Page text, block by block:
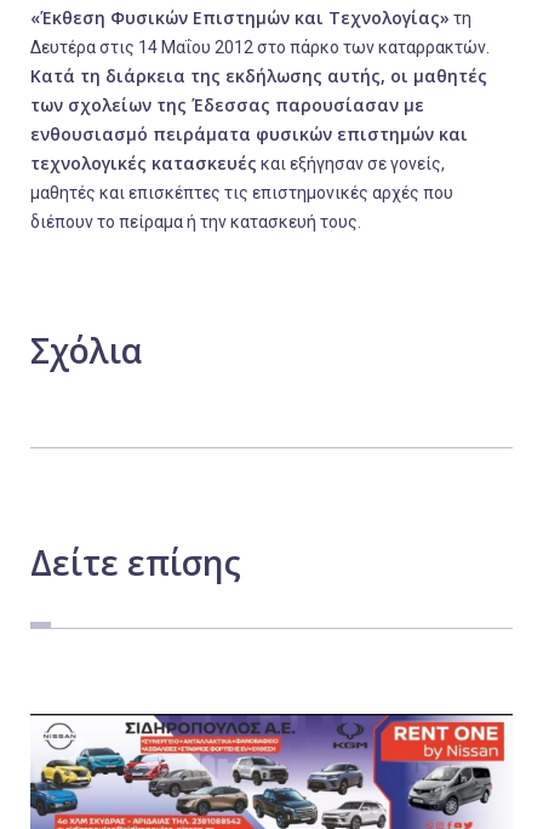
«Έκθεση Φυσικών Επιστημών και Τεχνολογίας» τη
Δευτέρα στις 14 Μαΐου 2012 στο πάρκο των καταρρακτών.
Κατά τη διάρκεια της εκδήλωσης αυτής, οι μαθητές
των σχολείων της Έδεσσας παρουσίασαν με
ενθουσιασμό πειράματα φυσικών επιστημών και
τεχνολογικές κατασκευές και εξήγησαν σε γονείς,
μαθητές και επισκέπτες τις επιστημονικές αρχές που
διέπουν το πείραμα ή την κατασκευή τους.
Σχόλια
Δείτε επίσης